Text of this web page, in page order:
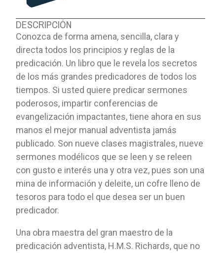
DESCRIPCIÓN
Conozca de forma amena, sencilla, clara y
directa todos los principios y reglas de la
predicación. Un libro que le revela los secretos
de los más grandes predicadores de todos los
tiempos. Si usted quiere predicar sermones
poderosos, impartir conferencias de
evangelización impactantes, tiene ahora en sus
manos el mejor manual adventista jamás
publicado. Son nueve clases magistrales, nueve
sermones modélicos que se leen y se releen
con gusto e interés una y otra vez, pues son una
mina de información y deleite, un cofre lleno de
tesoros para todo el que desea ser un buen
predicador.
Una obra maestra del gran maestro de la
predicación adventista, H.M.S. Richards, que no